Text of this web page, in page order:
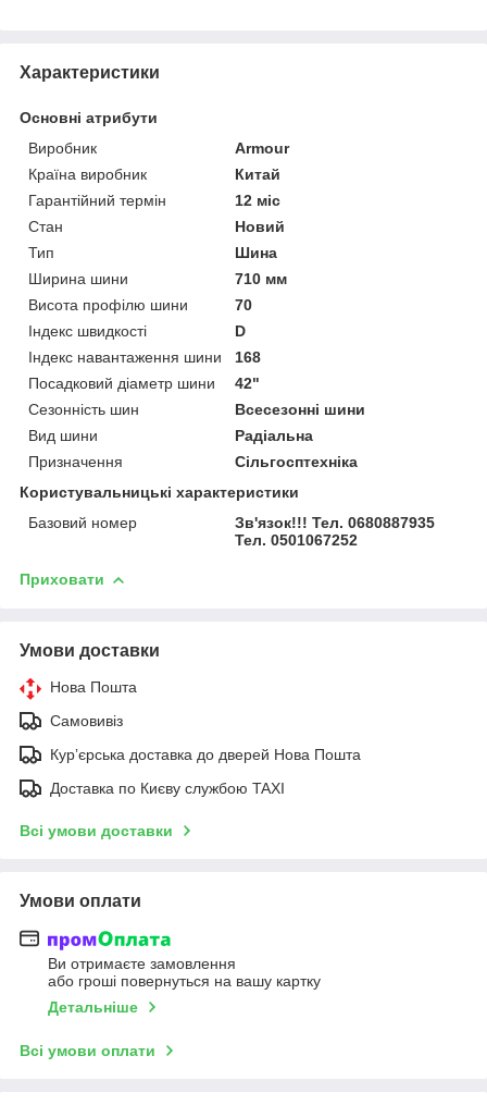
Характеристики
Основні атрибути
Виробник
Armour
Країна виробник
Китай
Гарантійний термін
12 міс
Стан
Новий
Тип
Шина
Ширина шини
710 мм
Висота профілю шини
70
Індекс швидкості
D
Індекс навантаження шини
168
Посадковий діаметр шини
42"
Сезонність шин
Всесезонні шини
Вид шини
Радіальна
Призначення
Сільгосптехніка
Користувальницькі характеристики
Базовий номер
Зв'язок!!! Тел. 0680887935
Тел. 0501067252
Приховати
Умови доставки
Нова Пошта
Самовивіз
Курʼєрська доставка до дверей Нова Пошта
Доставка по Києву службою TAXI
Всі умови доставки
Умови оплати
Ви отримаєте замовлення
або гроші повернуться на вашу картку
Детальніше
Всі умови оплати